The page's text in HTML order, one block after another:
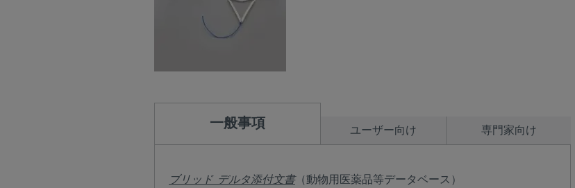
Colombia
Netherlands
一般事項 ユーザー向け 専門家向け
ブリッド デルタ添付文書（動物用医薬品等データベース）